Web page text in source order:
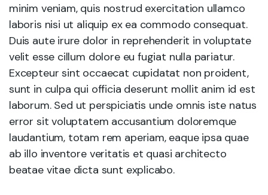
minim veniam, quis nostrud exercitation ullamco
laboris nisi ut aliquip ex ea commodo consequat.
Duis aute irure dolor in reprehenderit in voluptate
velit esse cillum dolore eu fugiat nulla pariatur.
Excepteur sint occaecat cupidatat non proident,
sunt in culpa qui officia deserunt mollit anim id est
laborum. Sed ut perspiciatis unde omnis iste natus
error sit voluptatem accusantium doloremque
laudantium, totam rem aperiam, eaque ipsa quae
ab illo inventore veritatis et quasi architecto
beatae vitae dicta sunt explicabo.